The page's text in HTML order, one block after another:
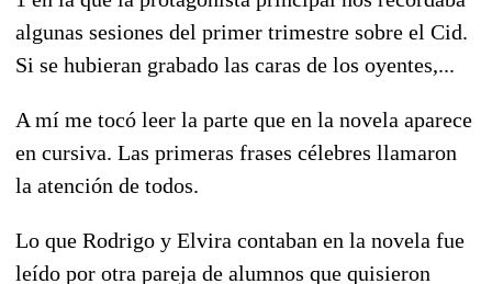
algunas sesiones del primer trimestre sobre el Cid.
Si se hubieran grabado las caras de los oyentes,...
A mí me tocó leer la parte que en la novela aparece
en cursiva. Las primeras frases célebres llamaron
la atención de todos.
Lo que Rodrigo y Elvira contaban en la novela fue
leído por otra pareja de alumnos que quisieron